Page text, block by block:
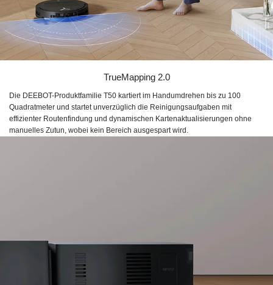
TrueMapping 2.0
Die DEEBOT-Produktfamilie T50 kartiert im Handumdrehen bis zu 100
Quadratmeter und startet unverzüglich die Reinigungsaufgaben mit
effizienter Routenfindung und dynamischen Kartenaktualisierungen ohne
manuelles Zutun, wobei kein Bereich ausgespart wird.